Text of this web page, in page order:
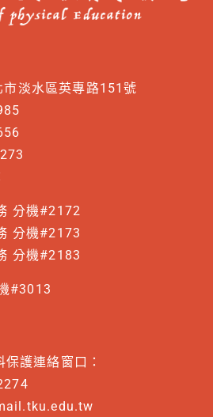
淡水區英專路151號
分機#2172
分機#2173
分機#2183
#3013
護連絡窗口：